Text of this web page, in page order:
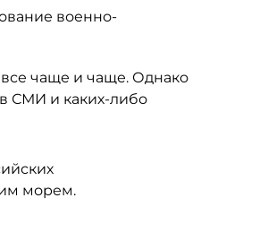
военно-
чаще и чаще. Однако
СМИ и каких-либо
морем.